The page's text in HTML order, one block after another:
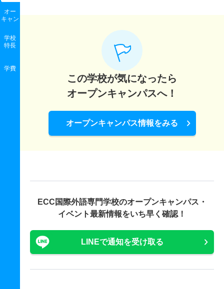
オー
キャン
学校
特長
学費
この学校が気になったら
オープンキャンパスへ！
オープンキャンパス情報をみる
ECC国際外語専門学校のオープンキャンパス・
イベント最新情報をいち早く確認！
LINEで通知を受け取る